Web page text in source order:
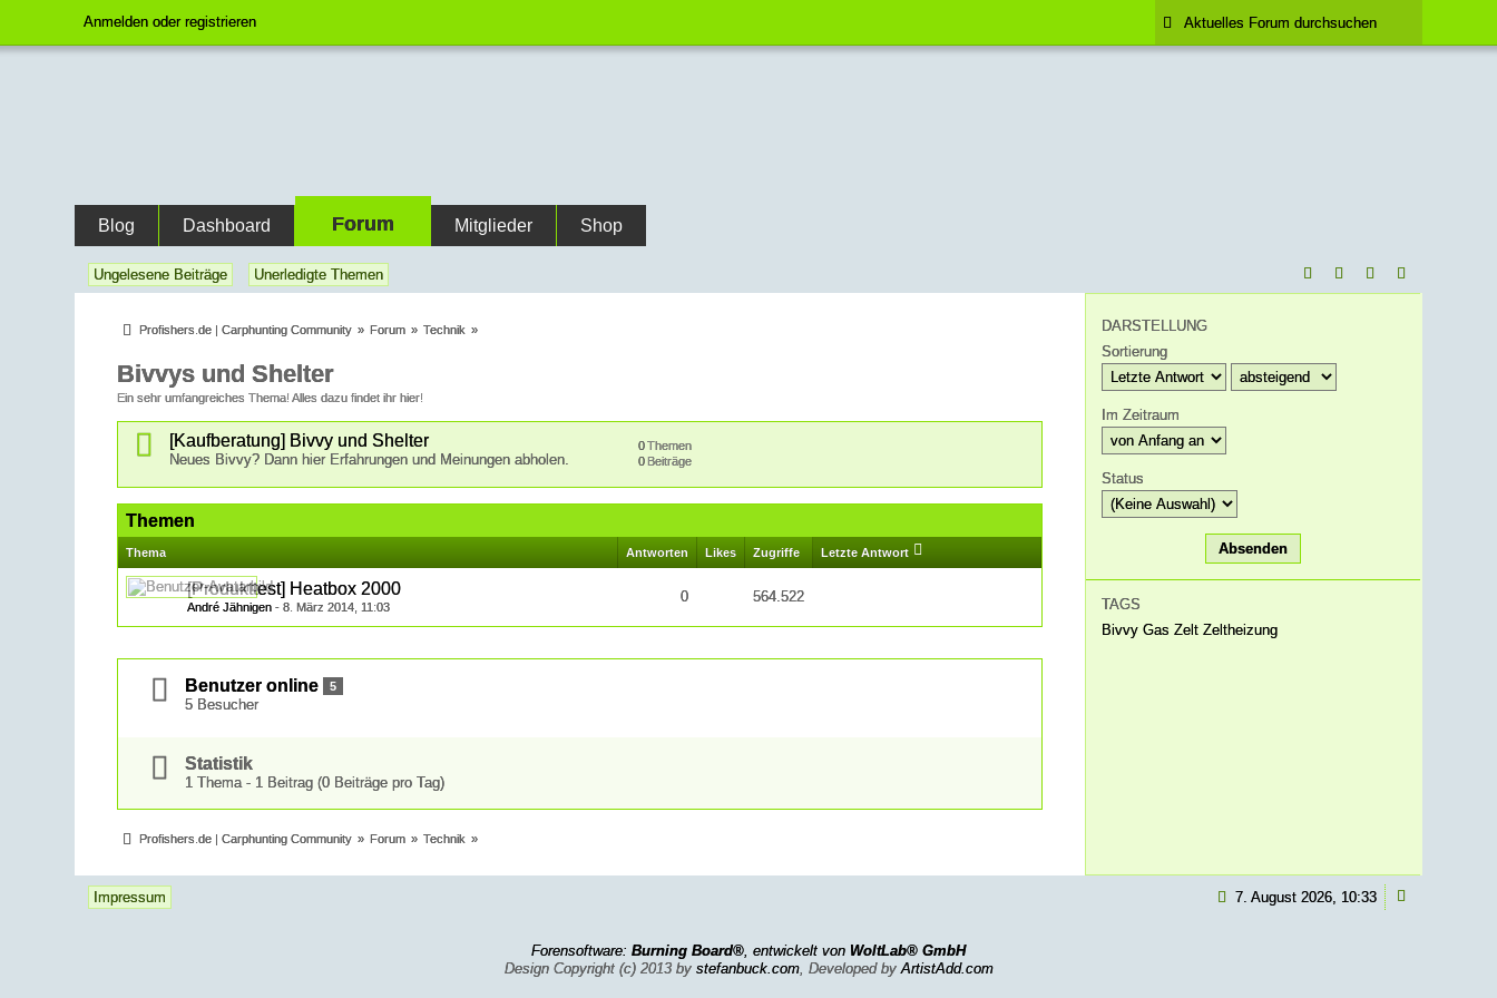
Anmelden oder registrieren
Blog Dashboard Forum Mitglieder Shop
Ungelesene Beiträge Unerledigte Themen
Profishers.de | Carphunting Community » Forum » Technik »
Bivvys und Shelter
Ein sehr umfangreiches Thema! Alles dazu findet ihr hier!
[Kaufberatung] Bivvy und Shelter
Neues Bivvy? Dann hier Erfahrungen und Meinungen abholen.
Themen
0
Beiträge
0
Themen
Thema Antworten Likes Zugriffe Letzte Antwort
[Produkttest] Heatbox 2000
André Jähnigen -8. März 2014, 11:03
0 564.522
Benutzer online 5
5 Besucher
Statistik
1 Thema - 1 Beitrag (0 Beiträge pro Tag)
Profishers.de | Carphunting Community » Forum » Technik »
DARSTELLUNG
Sortierung
Im Zeitraum
Status
TAGS
Bivvy Gas Zelt Zeltheizung
Impressum 7. August 2026, 10:33
Forensoftware: Burning Board®, entwickelt von WoltLab® GmbH
Design Copyright (c) 2013 by stefanbuck.com, Developed byArtistAdd.com